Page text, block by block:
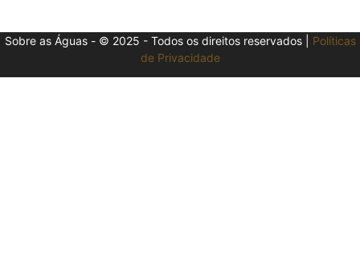
Sobre as Águas - © 2025 - Todos os direitos reservados | Políticas
de Privacidade